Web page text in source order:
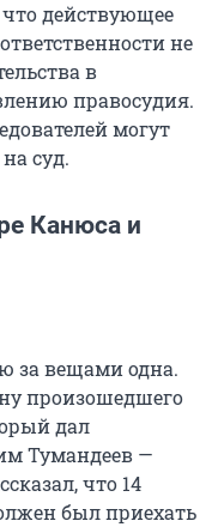
действующее
не
в
правосудия.
могут
суд.
Канюса и
за вещами одна.
произошедшего
дал
Тумандеев —
что 14
был приехать